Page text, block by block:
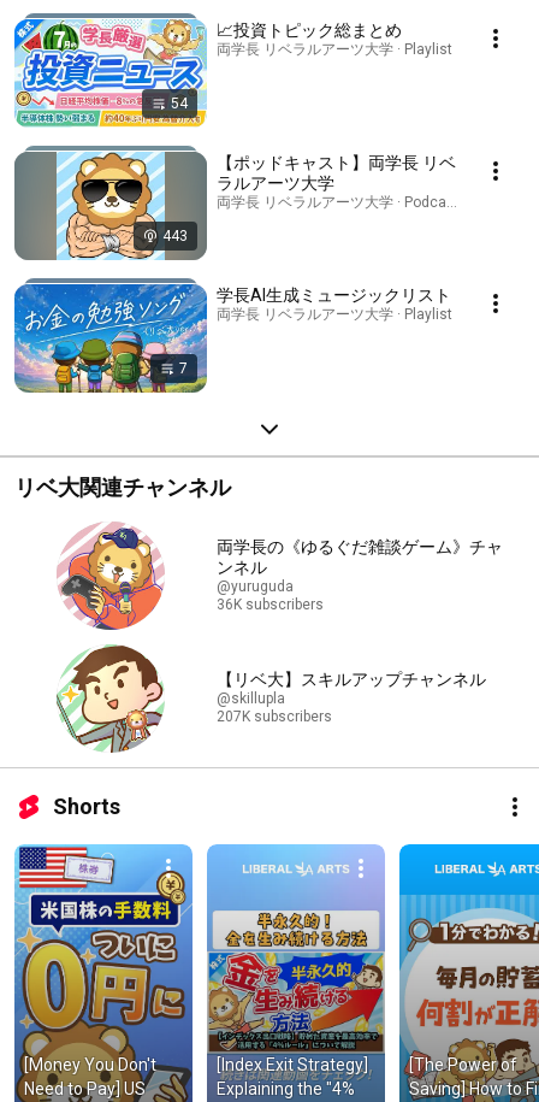
54
📈投資トピック総まとめ
両学長 リベラルアーツ大学 · Playlist
443
【ポッドキャスト】両学長 リベ
ラルアーツ大学
両学長 リベラルアーツ大学 · Podcast
7
学長AI生成ミュージックリスト
両学長 リベラルアーツ大学 · Playlist
リベ大関連チャンネル
両学長の《ゆるぐだ雑談ゲーム》チャ
ンネル
@yuruguda
36K subscribers
【リベ大】スキルアップチャンネル
@skillupla
207K subscribers
Shorts
[Money You Don't
Need to Pay] US
[Index Exit Strategy]
Explaining the "4%
[The Power of
Saving] How to